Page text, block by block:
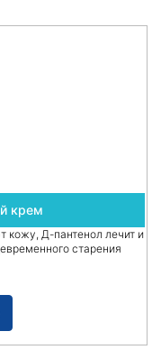
крем
кожу, Д-пантенол лечит и
старения